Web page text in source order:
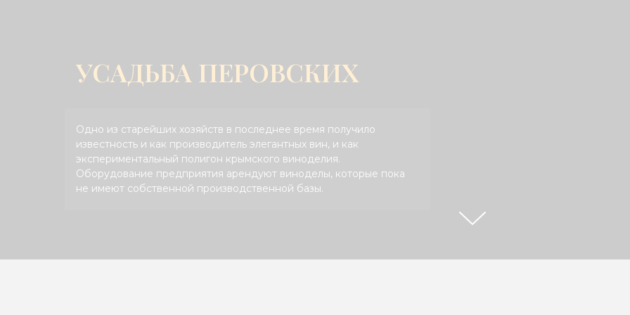
УСАДЬБА ПЕРОВСКИХ
Одно из старейших хозяйств в последнее время получило
известность и как производитель элегантных вин, и как
экспериментальный полигон крымского виноделия.
Оборудование предприятия арендуют виноделы, которые пока
не имеют собственной производственной базы.